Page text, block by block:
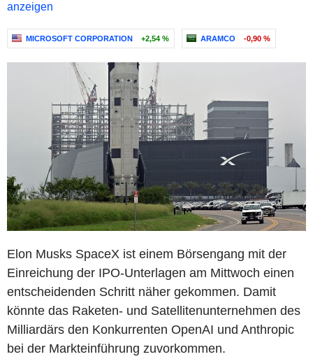
anzeigen
MICROSOFT CORPORATION +2,54 % ARAMCO -0,90 %
Elon Musks SpaceX ist einem Börsengang mit der
Einreichung der IPO-Unterlagen am Mittwoch einen
entscheidenden Schritt näher gekommen. Damit
könnte das Raketen- und Satellitenunternehmen des
Milliardärs den Konkurrenten OpenAI und Anthropic
bei der Markteinführung zuvorkommen.